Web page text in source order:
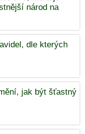
národ na
dle kterých
jak být šťastný